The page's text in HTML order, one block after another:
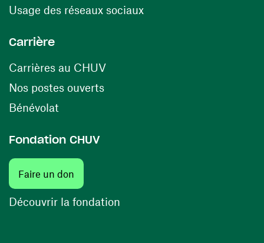
Usage des réseaux sociaux(opens in a new
Carrière
Carrières au CHUV(opens in a new window)
Nos postes ouverts(opens in a new window)
Bénévolat
Fondation CHUV
Faire un don
Découvrir la fondation